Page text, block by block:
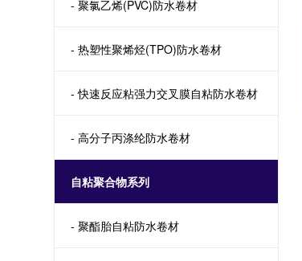
- 聚氯乙烯(PVC)防水卷材
- 热塑性聚烯烃(TPO)防水卷材
- 快速反应粘强力交叉膜自粘防水卷材
- 高分子丙涤纶防水卷材
自粘聚合物系列
- 聚酯胎自粘防水卷材